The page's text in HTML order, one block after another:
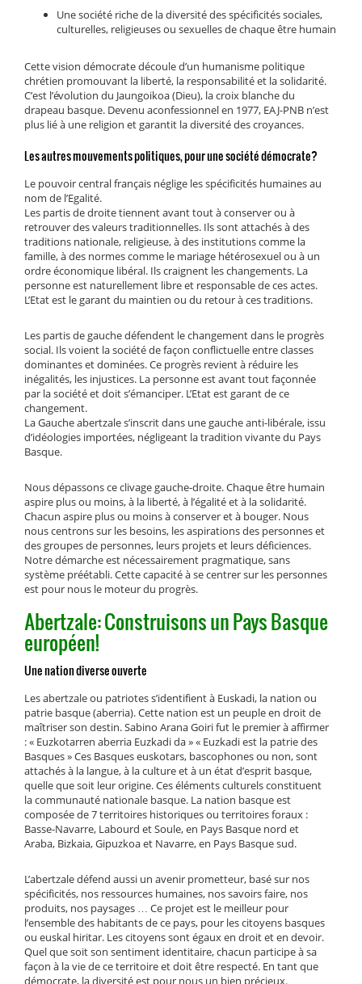
Une société riche de la diversité des spécificités sociales,
culturelles, religieuses ou sexuelles de chaque être humain
Cette vision démocrate découle d’un humanisme politique
chrétien promouvant la liberté, la responsabilité et la solidarité.
C’est l’évolution du Jaungoikoa (Dieu), la croix blanche du
drapeau basque. Devenu aconfessionnel en 1977, EAJ-PNB n’est
plus lié à une religion et garantit la diversité des croyances.
Les autres mouvements politiques, pour une société démocrate?
Le pouvoir central français néglige les spécificités humaines au
nom de l’Egalité.
Les partis de droite tiennent avant tout à conserver ou à
retrouver des valeurs traditionnelles. Ils sont attachés à des
traditions nationale, religieuse, à des institutions comme la
famille, à des normes comme le mariage hétérosexuel ou à un
ordre économique libéral. Ils craignent les changements. La
personne est naturellement libre et responsable de ces actes.
L’Etat est le garant du maintien ou du retour à ces traditions.
Les partis de gauche défendent le changement dans le progrès
social. Ils voient la société de façon conflictuelle entre classes
dominantes et dominées. Ce progrès revient à réduire les
inégalités, les injustices. La personne est avant tout façonnée
par la société et doit s’émanciper. L’Etat est garant de ce
changement.
La Gauche abertzale s’inscrit dans une gauche anti-libérale, issu
d’idéologies importées, négligeant la tradition vivante du Pays
Basque.
Nous dépassons ce clivage gauche-droite. Chaque être humain
aspire plus ou moins, à la liberté, à l’égalité et à la solidarité.
Chacun aspire plus ou moins à conserver et à bouger. Nous
nous centrons sur les besoins, les aspirations des personnes et
des groupes de personnes, leurs projets et leurs déficiences.
Notre démarche est nécessairement pragmatique, sans
système préétabli. Cette capacité à se centrer sur les personnes
est pour nous le moteur du progrès.
Abertzale: Construisons un Pays Basque
européen!
Une nation diverse ouverte
Les abertzale ou patriotes s’identifient à Euskadi, la nation ou
patrie basque (aberria). Cette nation est un peuple en droit de
maîtriser son destin. Sabino Arana Goiri fut le premier à affirmer
: « Euzkotarren aberria Euzkadi da » « Euzkadi est la patrie des
Basques » Ces Basques euskotars, bascophones ou non, sont
attachés à la langue, à la culture et à un état d’esprit basque,
quelle que soit leur origine. Ces éléments culturels constituent
la communauté nationale basque. La nation basque est
composée de 7 territoires historiques ou territoires foraux :
Basse-Navarre, Labourd et Soule, en Pays Basque nord et
Araba, Bizkaia, Gipuzkoa et Navarre, en Pays Basque sud.
L’abertzale défend aussi un avenir prometteur, basé sur nos
spécificités, nos ressources humaines, nos savoirs faire, nos
produits, nos paysages … Ce projet est le meilleur pour
l’ensemble des habitants de ce pays, pour les citoyens basques
ou euskal hiritar. Les citoyens sont égaux en droit et en devoir.
Quel que soit son sentiment identitaire, chacun participe à sa
façon à la vie de ce territoire et doit être respecté. En tant que
démocrate, la diversité est pour nous un bien précieux.